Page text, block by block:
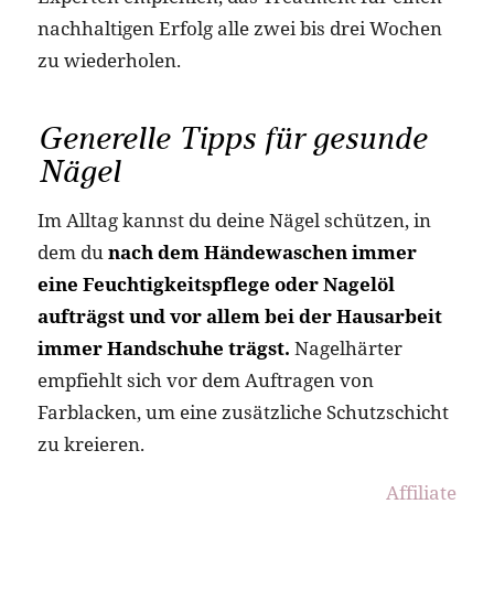
nachhaltigen Erfolg alle zwei bis drei Wochen
zu wiederholen.
Generelle Tipps für gesunde
Nägel
Im Alltag kannst du deine Nägel schützen, in
dem dunach dem Händewaschen immer
eine Feuchtigkeitspflege oder Nagelöl
aufträgst und vor allem bei der Hausarbeit
immer Handschuhe trägst. Nagelhärter
empfiehlt sich vor dem Auftragen von
Farblacken, um eine zusätzliche Schutzschicht
zu kreieren.
Affiliate